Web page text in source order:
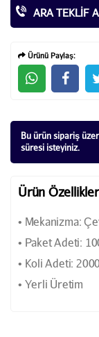
ARA TEKLIF
Ürünü Paylaş:
Bu ürün sipariş
süresi isteyiniz.
Ürün
• Mekanizma:
• Paket Adeti:
• Koli Adeti:
• Yerli Üretim